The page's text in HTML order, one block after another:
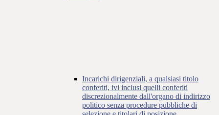
Incarichi dirigenziali, a qualsiasi titolo
conferiti, ivi inclusi quelli conferiti
discrezionalmente dall'organo di indirizzo
politico senza procedure pubbliche di